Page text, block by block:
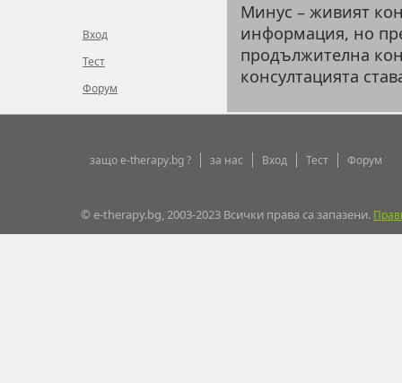
Вход
Тест
Форум
Минус – живият
информация, но
продължителна
консултацията
защо e-therapy.bg ? за нас Вход Тест Форум
© e-therapy.bg, 2003-2023 Всички права са запазени.